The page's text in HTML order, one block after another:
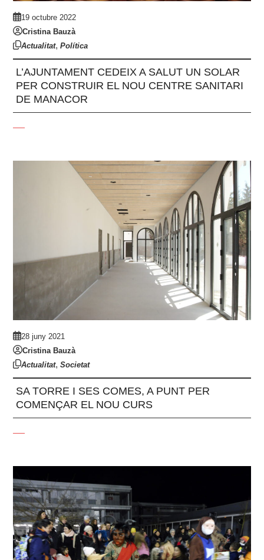
19 octubre 2022
Cristina Bauzà
Actualitat,Política
L’AJUNTAMENT CEDEIX A SALUT UN SOLAR
PER CONSTRUIR EL NOU CENTRE SANITARI
DE MANACOR
28 juny 2021
Cristina Bauzà
Actualitat,Societat
SA TORRE I SES COMES, A PUNT PER
COMENÇAR EL NOU CURS